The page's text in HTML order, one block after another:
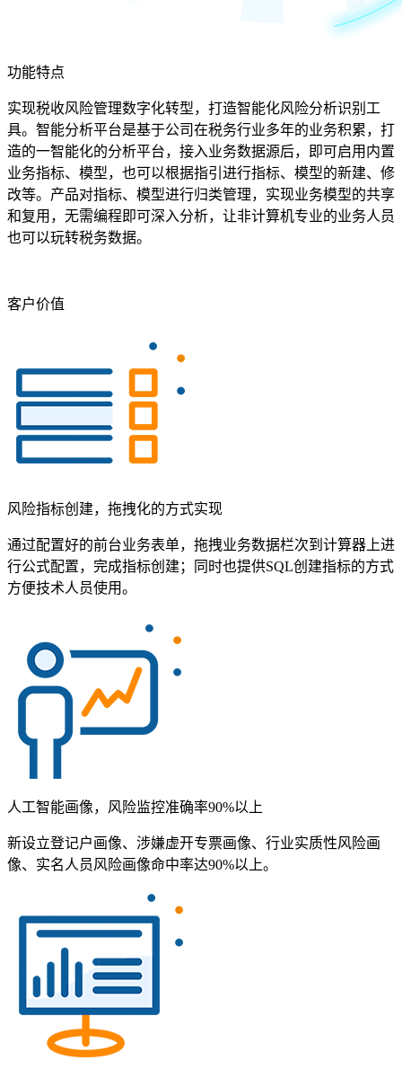
功能特点
实现税收风险管理数字化转型，打造智能化风险分析识别工
具。智能分析平台是基于公司在税务行业多年的业务积累，打
造的一智能化的分析平台，接入业务数据源后，即可启用内置
业务指标、模型，也可以根据指引进行指标、模型的新建、修
改等。产品对指标、模型进行归类管理，实现业务模型的共享
和复用，无需编程即可深入分析，让非计算机专业的业务人员
也可以玩转税务数据。
客户价值
风险指标创建，拖拽化的方式实现
通过配置好的前台业务表单，拖拽业务数据栏次到计算器上进
行公式配置，完成指标创建；同时也提供SQL创建指标的方式
方便技术人员使用。
人工智能画像，风险监控准确率90%以上
新设立登记户画像、涉嫌虚开专票画像、行业实质性风险画
像、实名人员风险画像命中率达90%以上。